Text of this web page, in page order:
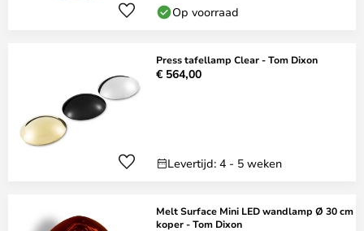
Op voorraad
Press tafellamp Clear - Tom Dixon
€ 564,00
Levertijd: 4 - 5 weken
Melt Surface Mini LED wandlamp Ø 30 cm
koper - Tom Dixon